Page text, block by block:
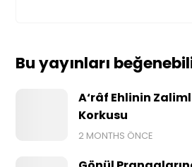
Bu yayınları
A‘râf Ehlinin
Korkusu
2 MONTHS ÖNCE